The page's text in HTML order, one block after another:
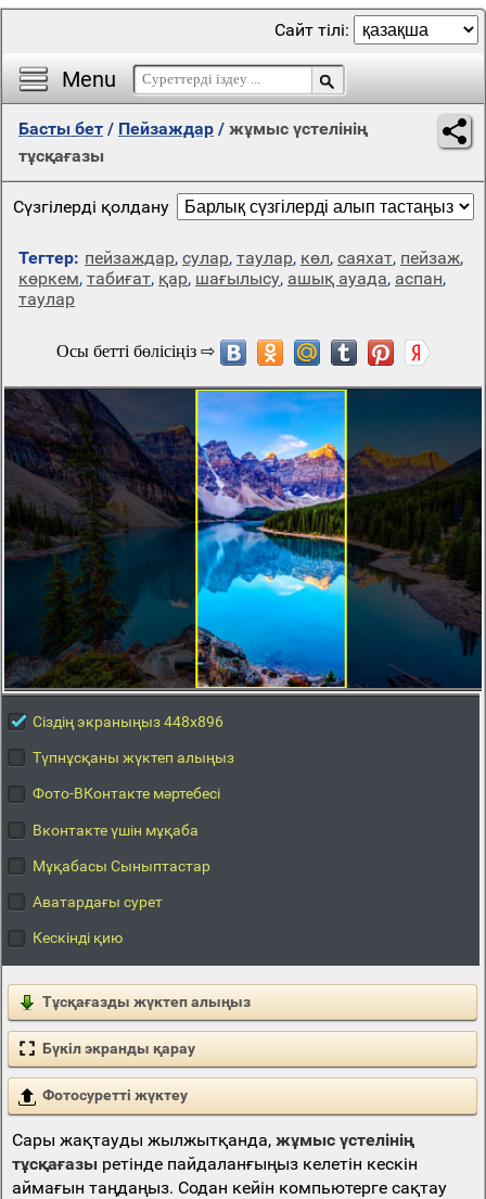
Menu
Сайт тілі:
Басты бет / Пейзаждар / жұмыс үстелінің
тұсқағазы
Сүзгілерді қолдану
Тегтер: пейзаждар, сулар, таулар, көл, саяхат, пейзаж,
көркем, табиғат, қар, шағылысу, ашық ауада, аспан,
таулар
Сіздің экраныңыз 448x896
Түпнұсқаны жүктеп алыңыз
Фото-ВКонтакте мәртебесі
Вконтакте үшін мұқаба
Мұқабасы Сыныптастар
Аватардағы сурет
Кескінді қию
Тұсқағазды жүктеп алыңыз
Бүкіл экранды қарау
Фотосуретті жүктеу
Сары жақтауды жылжытқанда, жұмыс үстелінің
тұсқағазыретінде пайдаланғыңыз келетін кескін
аймағын таңдаңыз. Содан кейін компьютерге сақтау